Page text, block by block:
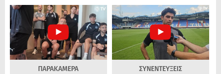
ΠΑΡΑΚΑΜΕΡΑ ΣΥΝΕΝΤΕΥΞΕΙΣ